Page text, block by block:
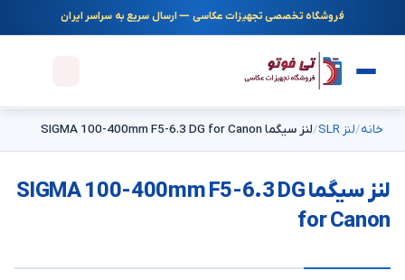
فروشگاه تخصصی تجهیزات عکاسی — ارسال سریع به سراسر ایران
خانه لنز SLR لنز سیگما SIGMA 100-400mm F5-6.3 DG for Canon
لنز سیگما SIGMA 100-400mm F5-6.3 DG
for Canon